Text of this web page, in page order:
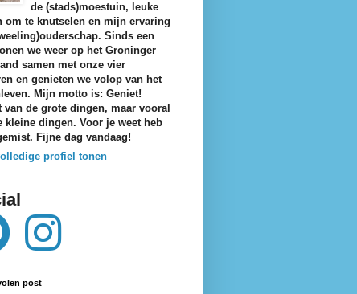
de (stads)moestuin, leuke
om te knutselen en mijn ervaring
Sinds een
we weer op het Groninger
samen met onze vier
en genieten we volop van het
Mijn motto is: Geniet!
van de grote dingen, maar vooral
kleine dingen. Voor je weet heb
Fijne dag vandaag!
profiel tonen
post